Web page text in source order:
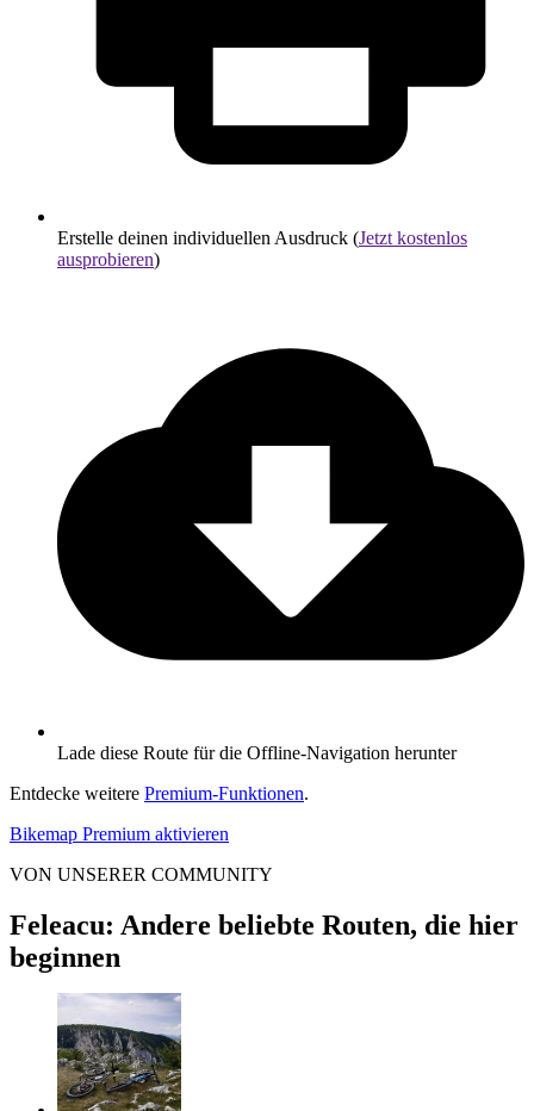
Erstelle deinen individuellen Ausdruck (Jetzt kostenlos
ausprobieren)
Lade diese Route für die Offline-Navigation herunter
Entdecke weitere Premium-Funktionen.
Bikemap Premium aktivieren
VON UNSERER COMMUNITY
Feleacu: Andere beliebte Routen, die hier
beginnen